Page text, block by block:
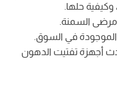
أجهزة تفتيت الدهون